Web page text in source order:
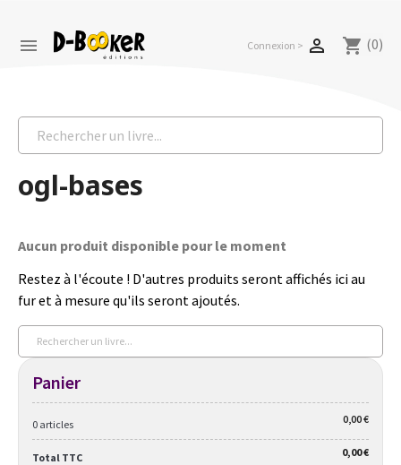
 Connexion >  shopping_cart (0)
ogl-bases
Aucun produit disponible pour le moment
Restez à l'écoute ! D'autres produits seront affichés ici au
fur et à mesure qu'ils seront ajoutés.
Panier
0 articles 0,00 €
Total TTC 0,00 €